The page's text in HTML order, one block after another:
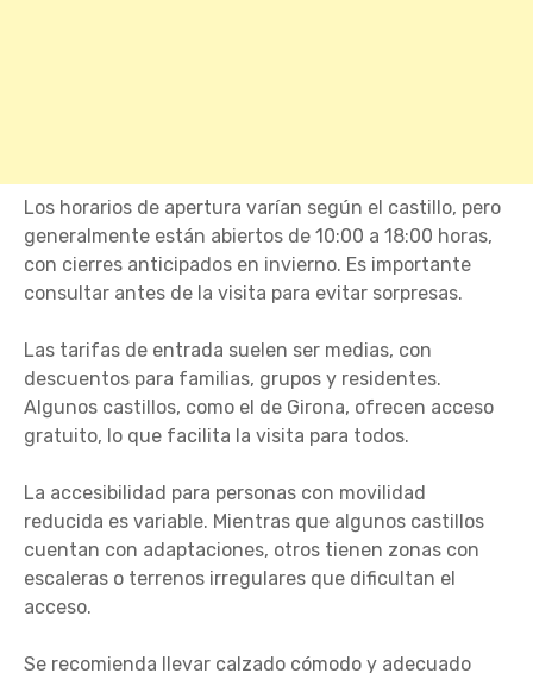
Los horarios de apertura varían según el castillo, pero
generalmente están abiertos de 10:00 a 18:00 horas,
con cierres anticipados en invierno. Es importante
consultar antes de la visita para evitar sorpresas.
Las tarifas de entrada suelen ser medias, con
descuentos para familias, grupos y residentes.
Algunos castillos, como el de Girona, ofrecen acceso
gratuito, lo que facilita la visita para todos.
La accesibilidad para personas con movilidad
reducida es variable. Mientras que algunos castillos
cuentan con adaptaciones, otros tienen zonas con
escaleras o terrenos irregulares que dificultan el
acceso.
Se recomienda llevar calzado cómodo y adecuado